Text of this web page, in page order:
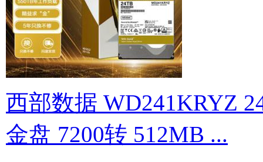
西部数据 WD241KRYZ
金盘 7200转 512MB ...